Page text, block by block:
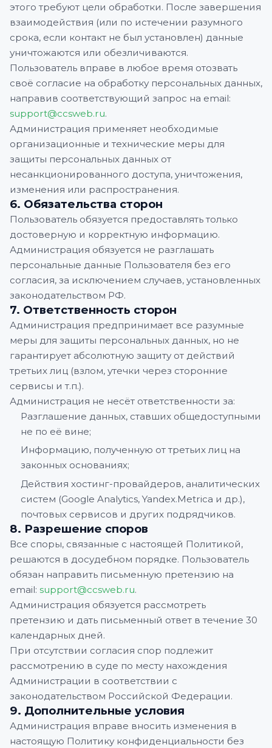
этого требуют цели обработки. После завершения
взаимодействия (или по истечении разумного
срока, если контакт не был установлен) данные
уничтожаются или обезличиваются.
Пользователь вправе в любое время отозвать
своё согласие на обработку персональных данных,
направив соответствующий запрос на email:
support@ccsweb.ru.
Администрация применяет необходимые
организационные и технические меры для
защиты персональных данных от
несанкционированного доступа, уничтожения,
изменения или распространения.
6. Обязательства сторон
Пользователь обязуется предоставлять только
достоверную и корректную информацию.
Администрация обязуется не разглашать
персональные данные Пользователя без его
согласия, за исключением случаев, установленных
законодательством РФ.
7. Ответственность сторон
Администрация предпринимает все разумные
меры для защиты персональных данных, но не
гарантирует абсолютную защиту от действий
третьих лиц (взлом, утечки через сторонние
сервисы и т.п.).
Администрация не несёт ответственности за:
Разглашение данных, ставших общедоступными
не по её вине;
Информацию, полученную от третьих лиц на
законных основаниях;
Действия хостинг-провайдеров, аналитических
систем (Google Analytics, Yandex.Metrica и др.),
почтовых сервисов и других подрядчиков.
8. Разрешение споров
Все споры, связанные с настоящей Политикой,
решаются в досудебном порядке. Пользователь
обязан направить письменную претензию на
email: support@ccsweb.ru.
Администрация обязуется рассмотреть
претензию и дать письменный ответ в течение 30
календарных дней.
При отсутствии согласия спор подлежит
рассмотрению в суде по месту нахождения
Администрации в соответствии с
законодательством Российской Федерации.
9. Дополнительные условия
Администрация вправе вносить изменения в
настоящую Политику конфиденциальности без